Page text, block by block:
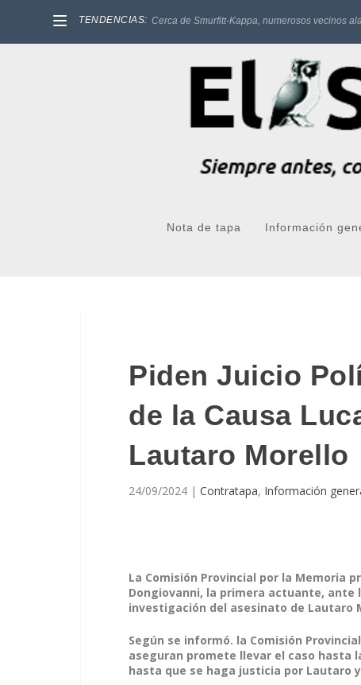
TENDENCIAS: Cerca de Smurfitt-Kappa, numerosos vecinos
Nota de tapa Información
Piden Juicio
de la Causa
Lautaro Morello
24/09/2024 | Contratapa, Información
La Comisión Provincial por la Memoria
Dongiovanni, la primera actuante, ante
investigación del asesinato de Lautaro
Según se informó. la Comisión
aseguran promete llevar el caso hasta
hasta que se haga justicia por Lautaro